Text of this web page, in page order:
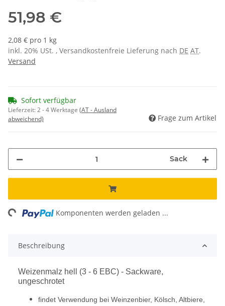
51,98 €
2,08 € pro 1 kg
inkl. 20% USt. , Versandkostenfreie Lieferung nach DE AT.
Versand
Sofort verfügbar
Lieferzeit:2 - 4 Werktage (AT - Ausland
abweichend)
Frage zum Artikel
Sack
Komponenten werden geladen ...
Beschreibung
Weizenmalz hell (3 - 6 EBC) - Sackware,
ungeschrotet
findet Verwendung bei Weinzenbier, Kölsch, Altbiere,